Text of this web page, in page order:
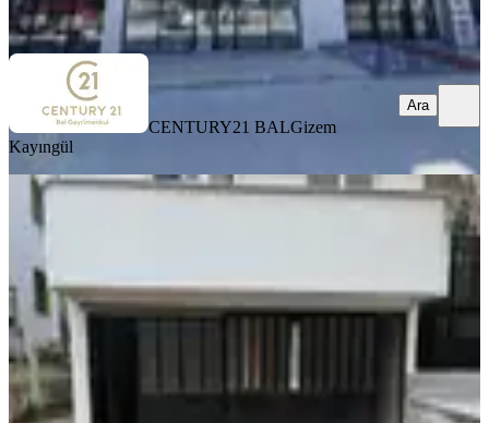
Ara
CENTURY21 BALGizem
Kayıngül
Ara
Mir'den Balıkesir Bahçelievler 100.yıl
1 Oda·81 m²·Düz Giriş (Zemin)·19.02.2026